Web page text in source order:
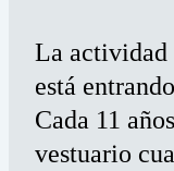
La actividad
está
Cada 11
vestuario